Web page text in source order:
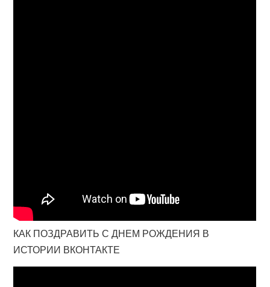
КАК ПОЗДРАВИТЬ С ДНЕМ РОЖДЕНИЯ В
ИСТОРИИ ВКОНТАКТЕ